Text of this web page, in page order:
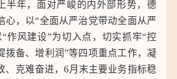
半年，面对严峻的内外部形势，德
心，以“全面从严治党带动全面从严
作风建设”为切入点，切实抓牢“控
拨备、增利润”等四项重点工作，凝
、克难奋进，6月末主要业务指标稳